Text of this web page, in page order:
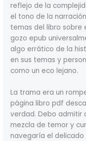
reflejo de la
el tono de la
temas del libro sobre
gozo epub
algo errático de la
en sus temas y
como un eco lejano.
La trama era un
página libro pdf
verdad. Debo admitir
mezcla de temor y
navegaría el